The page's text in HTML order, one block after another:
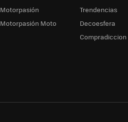
Motorpasión
Motorpasión Moto
Trendencias
Decoesfera
Compradiccion